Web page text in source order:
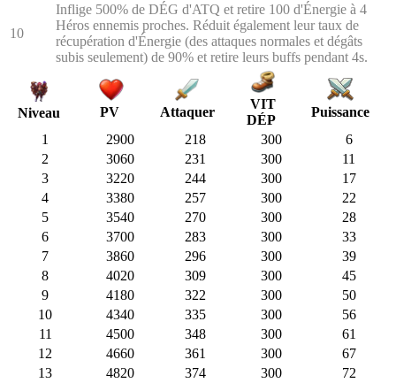
10
Inflige 500% de DÉG d'ATQ et retire 100 d'Énergie à 4
Héros ennemis proches. Réduit également leur taux de
récupération d'Énergie (des attaques normales et dégâts
subis seulement) de 90% et retire leurs buffs pendant 4s.
Niveau PV Attaquer
VIT
DÉP
Puissance
1
2900 218 300
6
2
3060 231 300
11
3
3220 244 300
17
4
3380 257 300
22
5
3540 270 300
28
6
3700 283 300
33
7
3860 296 300
39
8
4020 309 300
45
9
4180 322 300
50
10
4340 335 300
56
11
4500 348 300
61
12
4660 361 300
67
13
4820 374 300 72